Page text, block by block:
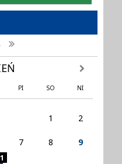
rok
następny rok
następny
PI SO NI
1 2
7 8 9
1